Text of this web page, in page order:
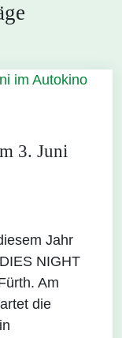
3. Juni
Jahr
NIGHT
Am
die